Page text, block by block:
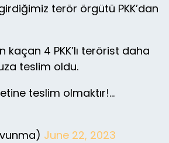
terör örgütü PKK’dan
kaçan 4 PKK’lı terörist daha
teslim oldu.
teslim olmaktır!…
June 22, 2023